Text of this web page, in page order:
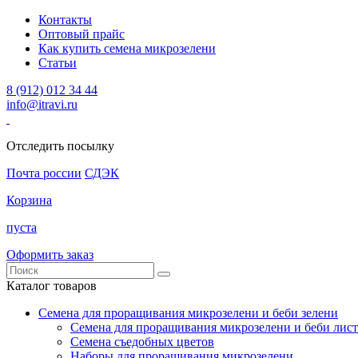
Контакты
Оптовый прайс
Как купить семена микрозелени
Статьи
8 (912) 012 34 44
info@itravi.ru
Отследить посылку
Почта россии СДЭК
Корзина
пуста
Оформить заказ
Каталог товаров
Семена для проращивания микрозелени и беби зелени
Семена для проращивания микрозелени и беби
Семена съедобных цветов